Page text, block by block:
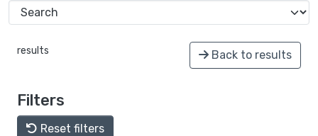
results Back to results
Filters
Reset filters